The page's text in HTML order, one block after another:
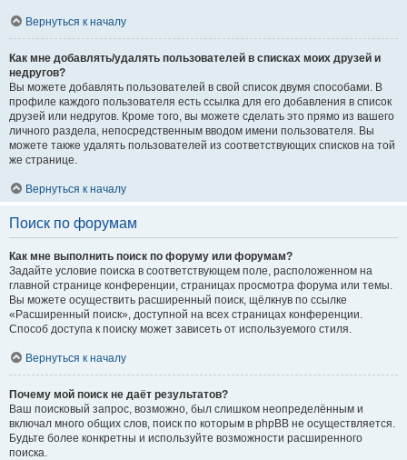
Вернуться к началу
Как мне добавлять/удалять пользователей в списках моих друзей и
недругов?
Вы можете добавлять пользователей в свой список двумя способами. В
профиле каждого пользователя есть ссылка для его добавления в список
друзей или недругов. Кроме того, вы можете сделать это прямо из вашего
личного раздела, непосредственным вводом имени пользователя. Вы
можете также удалять пользователей из соответствующих списков на той
же странице.
Вернуться к началу
Поиск по форумам
Как мне выполнить поиск по форуму или форумам?
Задайте условие поиска в соответствующем поле, расположенном на
главной странице конференции, страницах просмотра форума или темы.
Вы можете осуществить расширенный поиск, щёлкнув по ссылке
«Расширенный поиск», доступной на всех страницах конференции.
Способ доступа к поиску может зависеть от используемого стиля.
Вернуться к началу
Почему мой поиск не даёт результатов?
Ваш поисковый запрос, возможно, был слишком неопределённым и
включал много общих слов, поиск по которым в phpBB не осуществляется.
Будьте более конкретны и используйте возможности расширенного
поиска.